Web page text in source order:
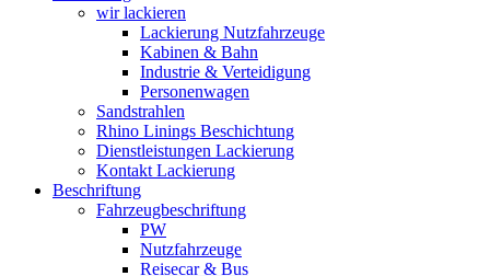
wir lackieren
Lackierung Nutzfahrzeuge
Kabinen & Bahn
Industrie & Verteidigung
Personenwagen
Sandstrahlen
Rhino Linings Beschichtung
Dienstleistungen Lackierung
Kontakt Lackierung
Beschriftung
Fahrzeugbeschriftung
PW
Nutzfahrzeuge
Reisecar & Bus